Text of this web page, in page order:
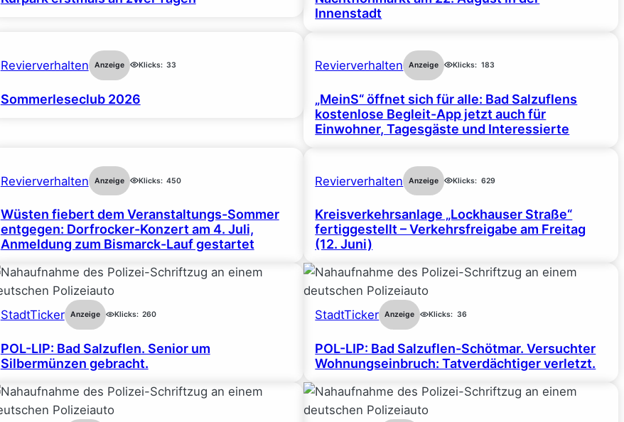
Innenstadt
Revierverhalten Anzeige Klicks: 33
Sommerleseclub 2026
Revierverhalten Anzeige Klicks: 183
„MeinS“ öffnet sich für alle: Bad Salzuflens
kostenlose Begleit-App jetzt auch für
Einwohner, Tagesgäste und Interessierte
Revierverhalten Anzeige Klicks: 450
Wüsten fiebert dem Veranstaltungs-Sommer
entgegen: Dorfrocker-Konzert am 4. Juli,
Anmeldung zum Bismarck-Lauf gestartet
Revierverhalten Anzeige Klicks: 629
Kreisverkehrsanlage „Lockhauser Straße“
fertiggestellt – Verkehrsfreigabe am Freitag
(12. Juni)
StadtTicker Anzeige Klicks: 260
POL-LIP: Bad Salzuflen. Senior um
Silbermünzen gebracht.
StadtTicker Anzeige Klicks: 36
POL-LIP: Bad Salzuflen-Schötmar. Versuchter
Wohnungseinbruch: Tatverdächtiger verletzt.